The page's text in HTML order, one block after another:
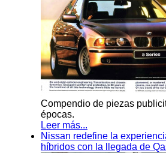
Compendio de piezas
épocas.
Leer más...
Nissan redefine la
híbridos con la llegada de